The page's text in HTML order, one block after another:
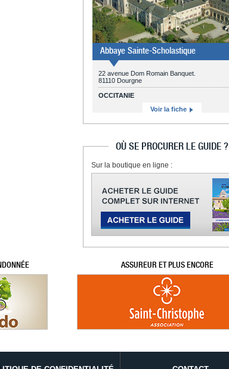
Abbaye Sainte-Scholastique
22 avenue Dom Romain Banquet.
81110 Dourgne
OCCITANIE
Voir la fiche
OÙ SE PROCURER LE GUIDE ?
Sur la boutique en ligne :
ASSUREUR ET PLUS ENCORE